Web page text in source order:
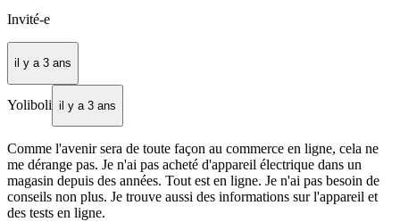
Invité-e
il y a 3 ans
Yoliboli il y a 3 ans
Comme l'avenir sera de toute façon au commerce en ligne, cela ne
me dérange pas. Je n'ai pas acheté d'appareil électrique dans un
magasin depuis des années. Tout est en ligne. Je n'ai pas besoin de
conseils non plus. Je trouve aussi des informations sur l'appareil et
des tests en ligne.